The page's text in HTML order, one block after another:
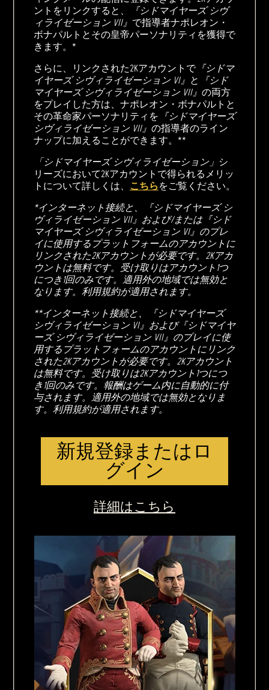
ントをリンクすると、
『シドマイヤーズ シヴ
ィライゼーション VII』 で指導者ナポレオン・
ボナパルトとその皇帝パーソナリティを獲得で
きます。*
さらに、リンクされた2Kアカウントで『シドマ
イヤーズ シヴィライゼーション VI』 と
『シド
マイヤーズ シヴィライゼーション VII』 の両方
をプレイした方は、ナポレオン・ボナパルトと
その革命家パーソナリティを 『シドマイヤーズ
シヴィライゼーション VII』 の指導者のライン
ナップに加えることができます。**
「シドマイヤーズ シヴィライゼーション」 シ
リーズにおいて2Kアカウントで得られるメリッ
トについて詳しくは、 こちらをご覧ください。
*インターネット接続と、『シドマイヤーズ シ
ヴィライゼーション VII』および/または『シド
マイヤーズ シヴィライゼーション VI』のプレ
イに使用するプラットフォームのアカウントに
リンクされた2Kアカウントが必要です。2Kアカ
ウントは無料です。受け取りはアカウント1つ
につき1回のみです。適用外の地域では無効と
なります。利用規約が適用されます。
**インターネット接続と、『シドマイヤーズ
シヴィライゼーション VI』および『シドマイヤ
ーズ シヴィライゼーション VII』のプレイに使
用するプラットフォームのアカウントにリンク
された2Kアカウントが必要です。2Kアカウント
は無料です。受け取りは2Kアカウント1つにつ
き1回のみです。報酬はゲーム内に自動的に付
与されます。適用外の地域では無効となりま
す。利用規約が適用されます。
新規登録またはロ
グイン
詳細はこちら